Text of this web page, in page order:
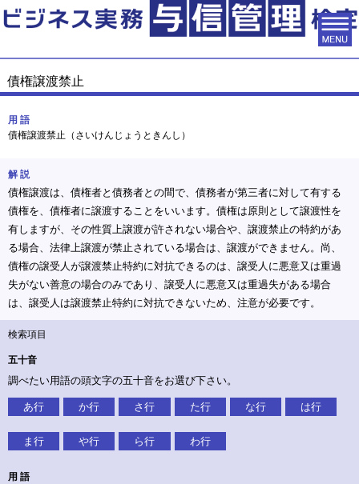
債権譲渡禁止
用 語
債権譲渡禁止（さいけんじょうときんし）
解 説
債権譲渡は、債権者と債務者との間で、債務者が第三者に対して有する
債権を、債権者に譲渡することをいいます。債権は原則として譲渡性を
有しますが、その性質上譲渡が許されない場合や、譲渡禁止の特約があ
る場合、法律上譲渡が禁止されている場合は、譲渡ができません。尚、
債権の譲受人が譲渡禁止特約に対抗できるのは、譲受人に悪意又は重過
失がない善意の場合のみであり、譲受人に悪意又は重過失がある場合
は、譲受人は譲渡禁止特約に対抗できないため、注意が必要です。
検索項目
五十音
調べたい用語の頭文字の五十音をお選び下さい。
あ行 か行 さ行 た行 な行 は行
ま行 や行 ら行 わ行
用 語